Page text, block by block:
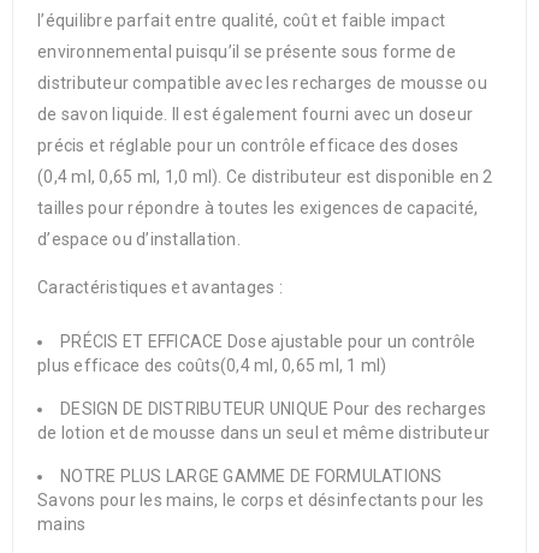
l’équilibre parfait entre qualité, coût et faible impact
environnemental puisqu’il se présente sous forme de
distributeur compatible avec les recharges de mousse ou
de savon liquide. Il est également fourni avec un doseur
précis et réglable pour un contrôle efficace des doses
(0,4 ml, 0,65 ml, 1,0 ml). Ce distributeur est disponible en 2
tailles pour répondre à toutes les exigences de capacité,
d’espace ou d’installation.
Caractéristiques et avantages :
PRÉCIS ET EFFICACE Dose ajustable pour un contrôle
plus efficace des coûts(0,4 ml, 0,65 ml, 1 ml)
DESIGN DE DISTRIBUTEUR UNIQUE Pour des recharges
de lotion et de mousse dans un seul et même distributeur
NOTRE PLUS LARGE GAMME DE FORMULATIONS
Savons pour les mains, le corps et désinfectants pour les
mains